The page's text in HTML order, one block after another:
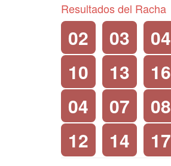
Resultados del Racha
02 03 04
10
13 16
04
07 08
12
14 17